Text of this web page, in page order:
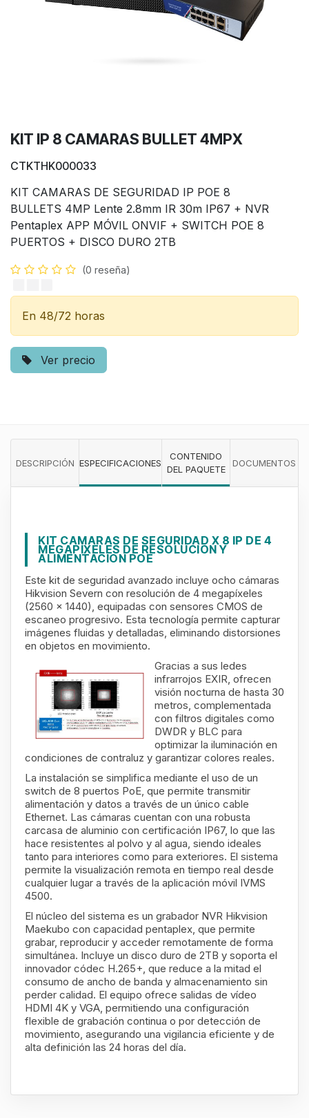
KIT IP 8 CAMARAS BULLET 4MPX
CTKTHK000033
KIT CAMARAS DE SEGURIDAD IP POE 8
BULLETS 4MP Lente 2.8mm IR 30m IP67 + NVR
Pentaplex APP MÓVIL ONVIF + SWITCH POE 8
PUERTOS + DISCO DURO 2TB
(0 reseña)
En 48/72 horas
Ver precio
DESCRIPCIÓN ESPECIFICACIONES
CONTENIDO
DEL PAQUETE
DOCUMENTOS
KIT CAMARAS DE SEGURIDAD X 8 IP DE 4
MEGAPÍXELES DE RESOLUCIÓN Y
ALIMENTACION POE
Este kit de seguridad avanzado incluye ocho cámaras
Hikvision Severn con resolución de 4 megapíxeles
(2560 x 1440), equipadas con sensores CMOS de
escaneo progresivo. Esta tecnología permite capturar
imágenes fluidas y detalladas, eliminando distorsiones
en objetos en movimiento.
Gracias a sus ledes
infrarrojos EXIR, ofrecen
visión nocturna de hasta 30
metros, complementada
con filtros digitales como
DWDR y BLC para
optimizar la iluminación en
condiciones de contraluz y garantizar colores reales.
La instalación se simplifica mediante el uso de un
switch de 8 puertos PoE, que permite transmitir
alimentación y datos a través de un único cable
Ethernet. Las cámaras cuentan con una robusta
carcasa de aluminio con certificación IP67, lo que las
hace resistentes al polvo y al agua, siendo ideales
tanto para interiores como para exteriores. El sistema
permite la visualización remota en tiempo real desde
cualquier lugar a través de la aplicación móvil IVMS
4500.
El núcleo del sistema es un grabador NVR Hikvision
Maekubo con capacidad pentaplex, que permite
grabar, reproducir y acceder remotamente de forma
simultánea. Incluye un disco duro de 2TB y soporta el
innovador códec H.265+, que reduce a la mitad el
consumo de ancho de banda y almacenamiento sin
perder calidad. El equipo ofrece salidas de vídeo
HDMI 4K y VGA, permitiendo una configuración
flexible de grabación continua o por detección de
movimiento, asegurando una vigilancia eficiente y de
alta definición las 24 horas del día.